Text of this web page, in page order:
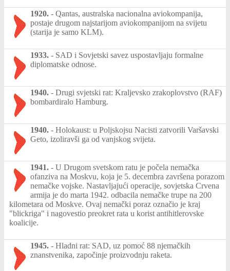
1920. - Qantas, australska nacionalna aviokompanija,
postaje drugom najstarijom aviokompanijom na svijetu
(starija je samo KLM).
1933. - SAD i Sovjetski savez uspostavljaju formalne
diplomatske odnose.
1940. - Drugi svjetski rat: Kraljevsko zrakoplovstvo (RAF)
bombardiralo Hamburg.
1940. - Holokaust: u Poljskojsu Nacisti zatvorili Varšavski
Geto, izoliravši ga od vanjskog svijeta.
1941. - U Drugom svetskom ratu je počela nemačka
ofanziva na Moskvu, koja je 5. decembra završena porazom
nemačke vojske. Nastavljajući operacije, sovjetska Crvena
armija je do marta 1942. odbacila nemačke trupe na 200
kilometara od Moskve. Ovaj nemački poraz označio je kraj
"blickriga" i nagovestio preokret rata u korist antihitlerovske
koalicije.
1945. - Hladni rat: SAD, uz pomoć 88 njemačkih
znanstvenika, započinje proizvodnju raketa.